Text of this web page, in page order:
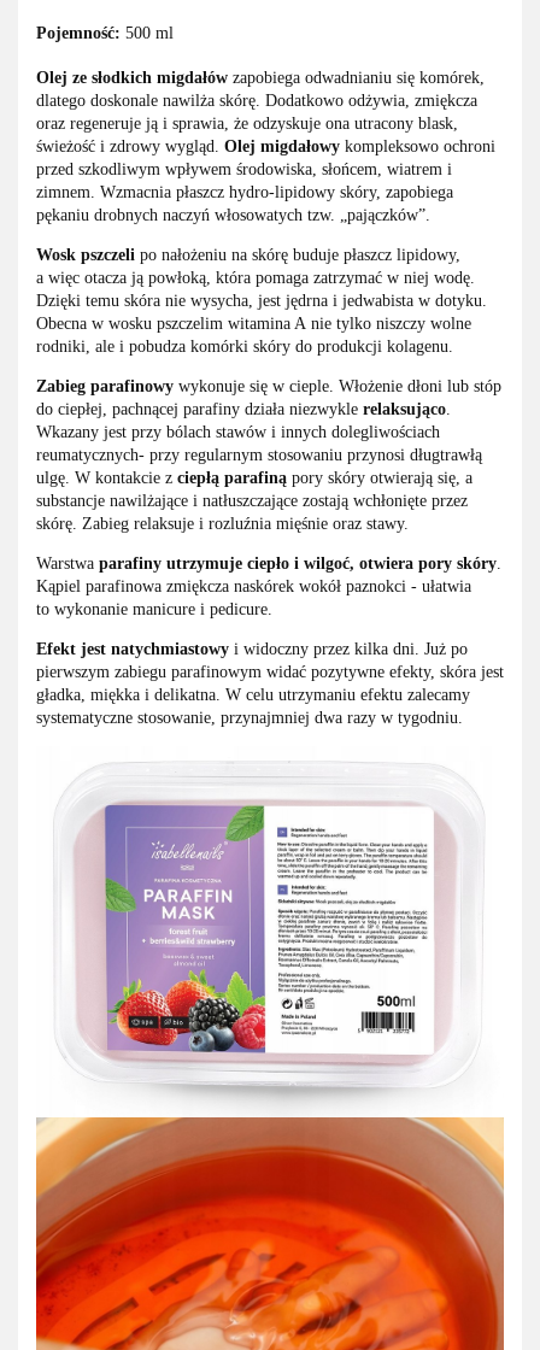
Pojemność: 500 ml
Olej ze słodkich migdałów zapobiega odwadnianiu się komórek,
dlatego doskonale nawilża skórę. Dodatkowo odżywia, zmiękcza
oraz regeneruje ją i sprawia, że odzyskuje ona utracony blask,
świeżość i zdrowy wygląd. Olej migdałowy kompleksowo ochroni
przed szkodliwym wpływem środowiska, słońcem, wiatrem i
zimnem. Wzmacnia płaszcz hydro-lipidowy skóry, zapobiega
pękaniu drobnych naczyń włosowatych tzw. „pajączków”.
Wosk pszczeli po nałożeniu na skórę buduje płaszcz lipidowy,
a więc otacza ją powłoką, która pomaga zatrzymać w niej wodę.
Dzięki temu skóra nie wysycha, jest jędrna i jedwabista w dotyku.
Obecna w wosku pszczelim witamina A nie tylko niszczy wolne
rodniki, ale i pobudza komórki skóry do produkcji kolagenu.
Zabieg parafinowy wykonuje się w cieple. Włożenie dłoni lub stóp
do ciepłej, pachnącej parafiny działa niezwykle relaksująco
Wkazany jest przy bólach stawów i innych dolegliwościach
reumatycznych- przy regularnym stosowaniu przynosi długtrawłą
ulgę. W kontakcie z ciepłą parafiną pory skóry otwierają się, a
substancje nawilżające i natłuszczające zostają wchłonięte przez
skórę. Zabieg relaksuje i rozluźnia mięśnie oraz stawy.
Warstwa parafiny utrzymuje ciepło i wilgoć, otwiera pory skóry
Kąpiel parafinowa zmiękcza naskórek wokół paznokci - ułatwia
to wykonanie manicure i pedicure.
Efekt jest natychmiastowy i widoczny przez kilka dni. Już po
pierwszym zabiegu parafinowym widać pozytywne efekty, skóra jest
gładka, miękka i delikatna. W celu utrzymaniu efektu zalecamy
systematyczne stosowanie, przynajmniej dwa razy w tygodniu.